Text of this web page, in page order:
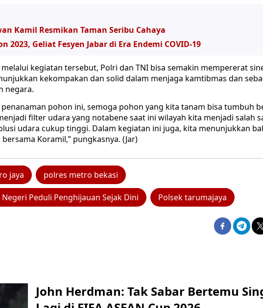
Kamil Resmikan Taman Seribu Cahaya
2023, Geliat Fesyen Jabar di Era Endemi COVID-19
kegiatan tersebut, Polri dan TNI bisa semakin mempererat
kekompakan dan solid dalam menjaga kamtibmas dan
negara.
pohon ini, semoga pohon yang kita tanam bisa tumbuh
filter udara yang notabene saat ini wilayah kita menjadi salah
udara cukup tinggi. Dalam kegiatan ini juga, kita menunjukkan
Koramil,” pungkasnya. (Jar)
jaya polres metro bekasi
Peduli Penghijauan Sejak Dini Polsek tarumajaya
John Herdman: Tak Sabar Bertemu